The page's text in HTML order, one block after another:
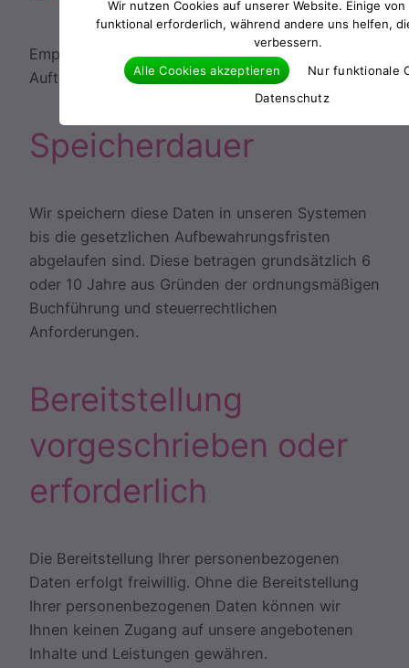
Empfänger*innen der Daten sind ggf.
Auftragsverarbeitende.
Speicherdauer
Wir speichern diese Daten in unseren Systemen
bis die gesetzlichen Aufbewahrungsfristen
abgelaufen sind. Diese betragen grundsätzlich 6
oder 10 Jahre aus Gründen der ordnungsmäßigen
Buchführung und steuerrechtlichen
Anforderungen.
Bereitstellung
vorgeschrieben oder
erforderlich
Die Bereitstellung Ihrer personenbezogenen
Daten erfolgt freiwillig. Ohne die Bereitstellung
Ihrer personenbezogenen Daten können wir
Ihnen keinen Zugang auf unsere angebotenen
Inhalte und Leistungen gewähren.
Wir nutzen Cookies auf unserer Website. Einige
funktional erforderlich, während andere uns helfen,
verbessern.
Alle Cookies akzeptieren
Nur funktionale
Datenschutz